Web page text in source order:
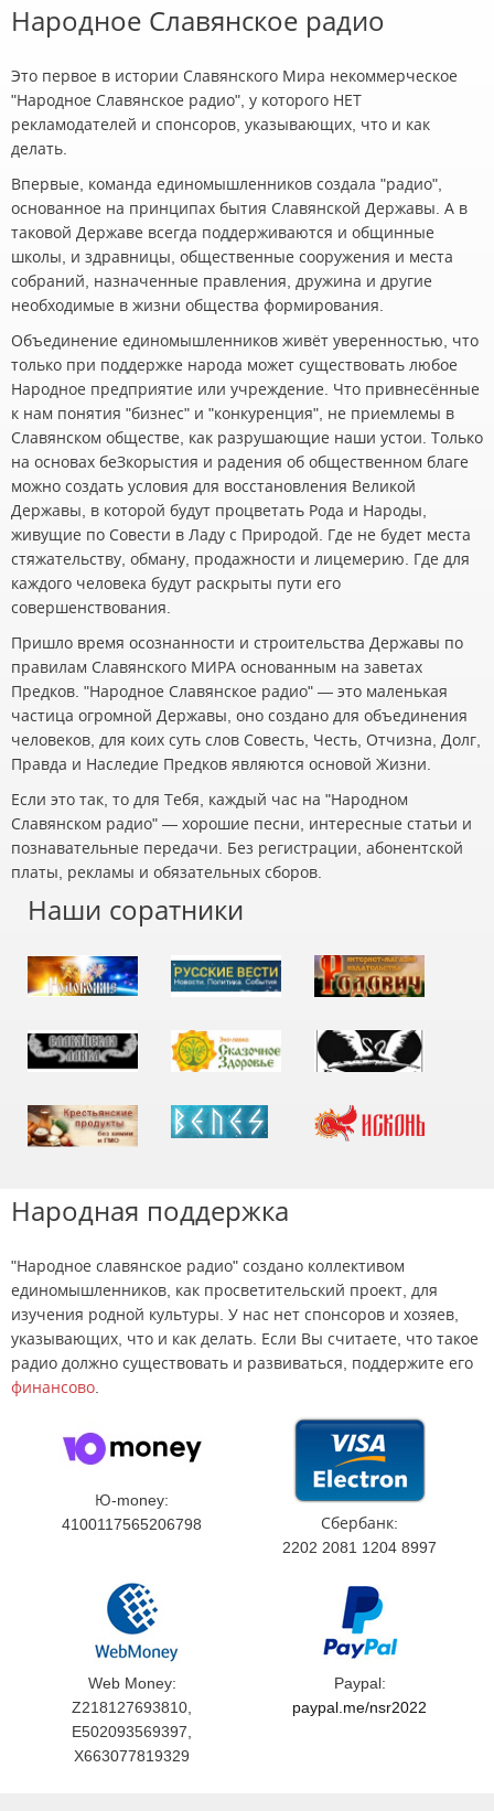
Народное Славянское радио
Это первое в истории Славянского Мира некоммерческое
"Народное Славянское радио", у которого НЕТ
рекламодателей и спонсоров, указывающих, что и как
делать.
Впервые, команда единомышленников создала "радио",
основанное на принципах бытия Славянской Державы. А в
таковой Державе всегда поддерживаются и общинные
школы, и здравницы, общественные сооружения и места
собраний, назначенные правления, дружина и другие
необходимые в жизни общества формирования.
Объединение единомышленников живёт уверенностью, что
только при поддержке народа может существовать любое
Народное предприятие или учреждение. Что привнесённые
к нам понятия "бизнес" и "конкуренция", не приемлемы в
Славянском обществе, как разрушающие наши устои. Только
на основах беЗкорыстия и радения об общественном благе
можно создать условия для восстановления Великой
Державы, в которой будут процветать Рода и Народы,
живущие по Совести в Ладу с Природой. Где не будет места
стяжательству, обману, продажности и лицемерию. Где для
каждого человека будут раскрыты пути его
совершенствования.
Пришло время осознанности и строительства Державы по
правилам Славянского МИРА основанным на заветах
Предков. "Народное Славянское радио" — это маленькая
частица огромной Державы, оно создано для объединения
человеков, для коих суть слов Совесть, Честь, Отчизна, Долг,
Правда и Наследие Предков являются основой Жизни.
Если это так, то для Тебя, каждый час на "Народном
Славянском радио" — хорошие песни, интересные статьи и
познавательные передачи. Без регистрации, абонентской
платы, рекламы и обязательных сборов.
Наши соратники
Народная поддержка
"Народное славянское радио" создано коллективом
единомышленников, как просветительский проект, для
изучения родной культуры. У нас нет спонсоров и хозяев,
указывающих, что и как делать. Если Вы считаете, что такое
радио должно существовать и развиваться, поддержите его
финансово.
Ю-money:
4100117565206798
Сбербанк:
2202 2081 1204 8997
Web Money:
Z218127693810,
E502093569397,
X663077819329
Paypal:
paypal.me/nsr2022